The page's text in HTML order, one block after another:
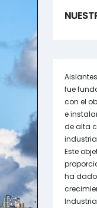
fue
con el
e
de alta
Este
ha